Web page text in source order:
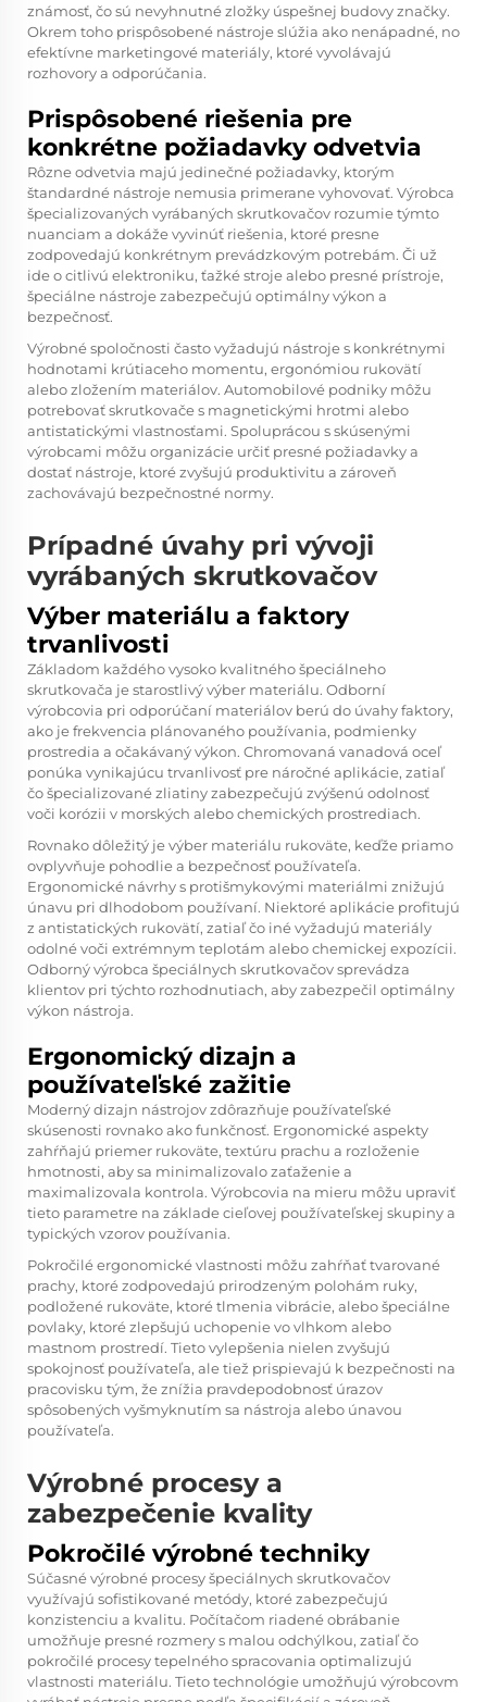
známosť, čo sú nevyhnutné zložky úspešnej budovy značky.
Okrem toho prispôsobené nástroje slúžia ako nenápadné, no
efektívne marketingové materiály, ktoré vyvolávajú
rozhovory a odporúčania.
Prispôsobené riešenia pre
konkrétne požiadavky odvetvia
Rôzne odvetvia majú jedinečné požiadavky, ktorým
štandardné nástroje nemusia primerane vyhovovať. Výrobca
špecializovaných vyrábaných skrutkovačov rozumie týmto
nuanciam a dokáže vyvinúť riešenia, ktoré presne
zodpovedajú konkrétnym prevádzkovým potrebám. Či už
ide o citlivú elektroniku, ťažké stroje alebo presné prístroje,
špeciálne nástroje zabezpečujú optimálny výkon a
bezpečnosť.
Výrobné spoločnosti často vyžadujú nástroje s konkrétnymi
hodnotami krútiaceho momentu, ergonómiou rukovätí
alebo zložením materiálov. Automobilové podniky môžu
potrebovať skrutkovače s magnetickými hrotmi alebo
antistatickými vlastnosťami. Spoluprácou s skúsenými
výrobcami môžu organizácie určiť presné požiadavky a
dostať nástroje, ktoré zvyšujú produktivitu a zároveň
zachovávajú bezpečnostné normy.
Prípadné úvahy pri vývoji
vyrábaných skrutkovačov
Výber materiálu a faktory
trvanlivosti
Základom každého vysoko kvalitného špeciálneho
skrutkovača je starostlivý výber materiálu. Odborní
výrobcovia pri odporúčaní materiálov berú do úvahy faktory,
ako je frekvencia plánovaného používania, podmienky
prostredia a očakávaný výkon. Chromovaná vanadová oceľ
ponúka vynikajúcu trvanlivosť pre náročné aplikácie, zatiaľ
čo špecializované zliatiny zabezpečujú zvýšenú odolnosť
voči korózii v morských alebo chemických prostrediach.
Rovnako dôležitý je výber materiálu rukoväte, keďže priamo
ovplyvňuje pohodlie a bezpečnosť používateľa.
Ergonomické návrhy s protišmykovými materiálmi znižujú
únavu pri dlhodobom používaní. Niektoré aplikácie profitujú
z antistatických rukovätí, zatiaľ čo iné vyžadujú materiály
odolné voči extrémnym teplotám alebo chemickej expozícii.
Odborný výrobca špeciálnych skrutkovačov sprevádza
klientov pri týchto rozhodnutiach, aby zabezpečil optimálny
výkon nástroja.
Ergonomický dizajn a
používateľské zažitie
Moderný dizajn nástrojov zdôrazňuje používateľské
skúsenosti rovnako ako funkčnosť. Ergonomické aspekty
zahŕňajú priemer rukoväte, textúru prachu a rozloženie
hmotnosti, aby sa minimalizovalo zaťaženie a
maximalizovala kontrola. Výrobcovia na mieru môžu upraviť
tieto parametre na základe cieľovej používateľskej skupiny a
typických vzorov používania.
Pokročilé ergonomické vlastnosti môžu zahŕňať tvarované
prachy, ktoré zodpovedajú prirodzeným polohám ruky,
podložené rukoväte, ktoré tlmenia vibrácie, alebo špeciálne
povlaky, ktoré zlepšujú uchopenie vo vlhkom alebo
mastnom prostredí. Tieto vylepšenia nielen zvyšujú
spokojnosť používateľa, ale tiež prispievajú k bezpečnosti na
pracovisku tým, že znížia pravdepodobnosť úrazov
spôsobených vyšmyknutím sa nástroja alebo únavou
používateľa.
Výrobné procesy a
zabezpečenie kvality
Pokročilé výrobné techniky
Súčasné výrobné procesy špeciálnych skrutkovačov
využívajú sofistikované metódy, ktoré zabezpečujú
konzistenciu a kvalitu. Počítačom riadené obrábanie
umožňuje presné rozmery s malou odchýlkou, zatiaľ čo
pokročilé procesy tepelného spracovania optimalizujú
vlastnosti materiálu. Tieto technológie umožňujú výrobcovm